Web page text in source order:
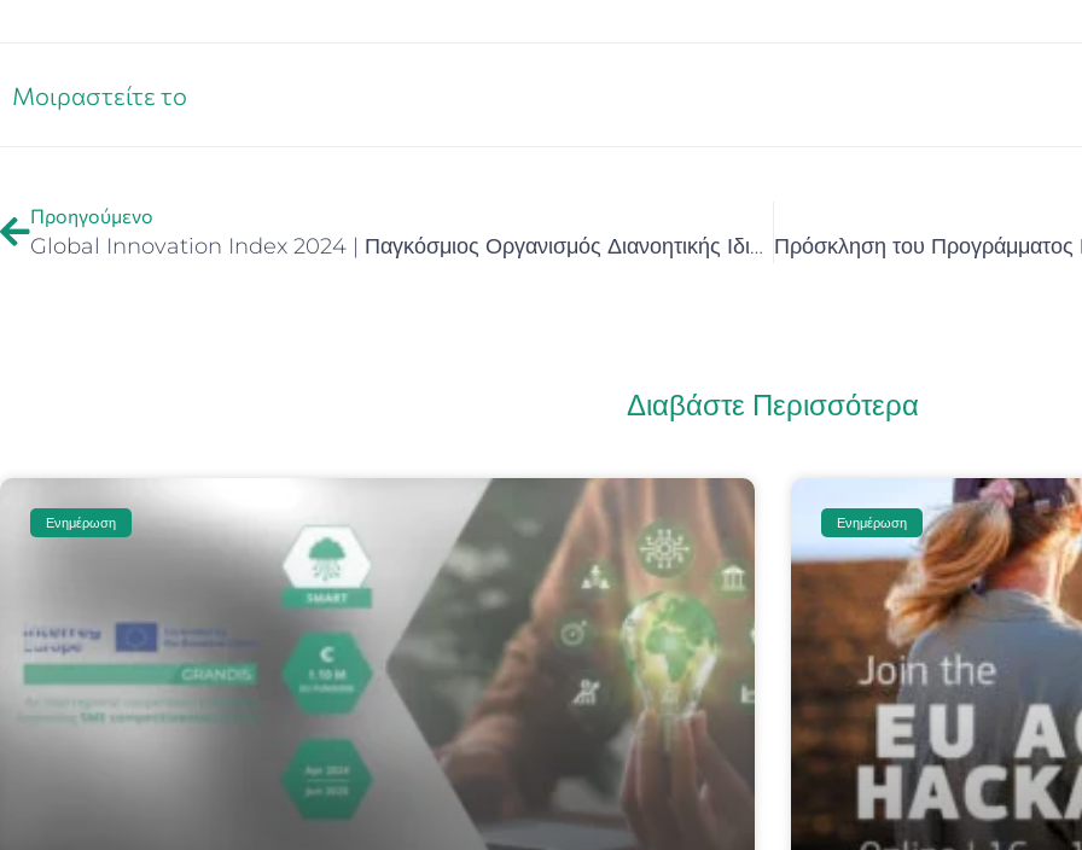
Μοιραστείτε το
Προηγούμενο
Global Innovation Index 2024 | Παγκόσμιος Οργανισμός Διανοητικής Ιδιοκτησίας (WIPO)
Διαβάστε Περισσότερα
Ενημέρωση Ενημέρωση